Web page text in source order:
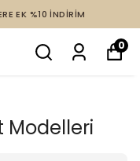
EK %10 İNDİRİM
0
Modelleri